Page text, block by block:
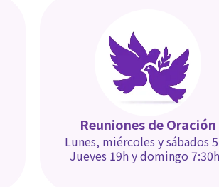
Reuniones de Oración
Lunes, miércoles y sábados
Jueves 19h y domingo 7:30h